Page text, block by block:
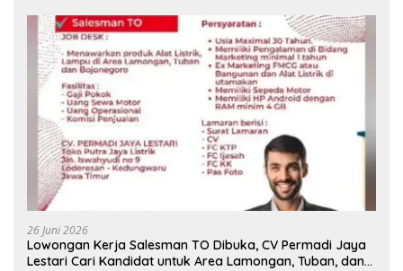
26 Juni 2026
Lowongan Kerja Salesman TO Dibuka, CV Permadi Jaya
Lestari Cari Kandidat untuk Area Lamongan, Tuban, dan